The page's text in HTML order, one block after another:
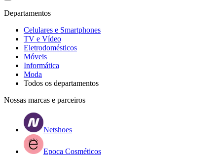
Departamentos
Celulares e Smartphones
TV e Vídeo
Eletrodomésticos
Móveis
Informática
Moda
Todos os departamentos
Nossas marcas e parceiros
Netshoes
Epoca Cosméticos